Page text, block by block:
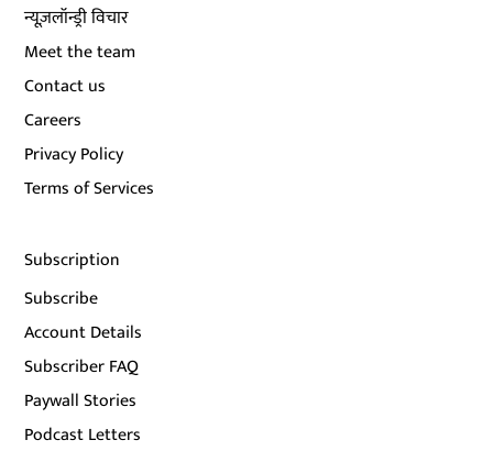
न्यूज़लॉन्ड्री विचार
Meet the team
Contact us
Careers
Privacy Policy
Terms of Services
Subscription
Subscribe
Account Details
Subscriber FAQ
Paywall Stories
Podcast Letters